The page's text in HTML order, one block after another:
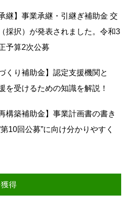
継】事業承継・引継ぎ補助金 交
採択）が発表されました。令和3
予算2次公募
くり補助金】認定支援機関と
を受けるための知識を解説！
構築補助金】事業計画書の書き
10回公募”に向け分かりやすく
得